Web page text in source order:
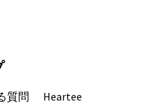
質問 Heartee